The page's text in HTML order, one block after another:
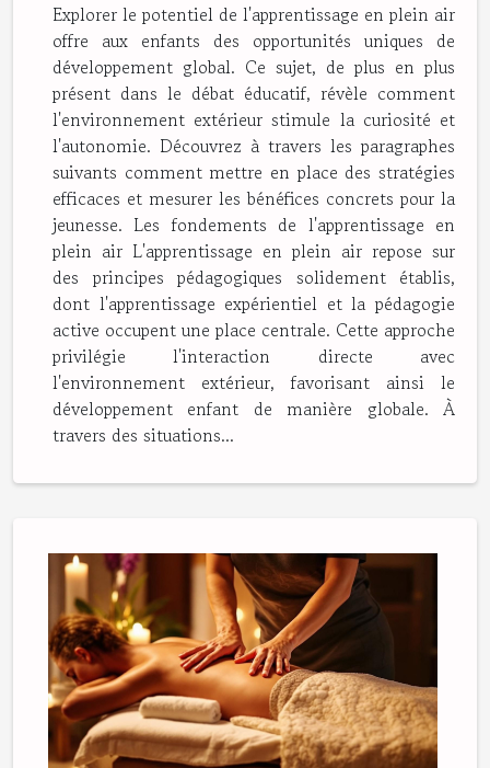
Explorer le potentiel de l'apprentissage en plein air
offre aux enfants des opportunités uniques de
développement global. Ce sujet, de plus en plus
présent dans le débat éducatif, révèle comment
l'environnement extérieur stimule la curiosité et
l'autonomie. Découvrez à travers les paragraphes
suivants comment mettre en place des stratégies
efficaces et mesurer les bénéfices concrets pour la
jeunesse. Les fondements de l'apprentissage en
plein air L'apprentissage en plein air repose sur
des principes pédagogiques solidement établis,
dont l'apprentissage expérientiel et la pédagogie
active occupent une place centrale. Cette approche
privilégie l'interaction directe avec
l'environnement extérieur, favorisant ainsi le
développement enfant de manière globale. À
travers des situations...